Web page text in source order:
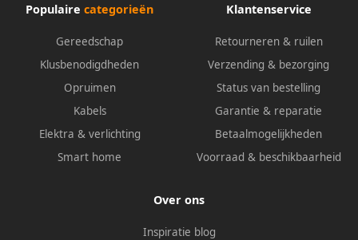
Populaire categorieën
Gereedschap
Klusbenodigdheden
Opruimen
Kabels
Elektra & verlichting
Smart home
Klantenservice
Retourneren & ruilen
Verzending & bezorging
Status van bestelling
Garantie & reparatie
Betaalmogelijkheden
Voorraad & beschikbaarheid
Over ons
Inspiratie blog